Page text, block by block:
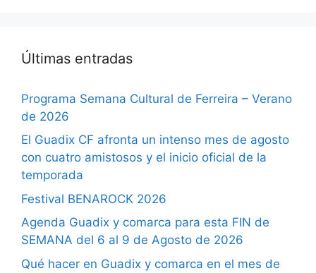
Últimas entradas
Programa Semana Cultural de Ferreira – Verano
de 2026
El Guadix CF afronta un intenso mes de agosto
con cuatro amistosos y el inicio oficial de la
temporada
Festival BENAROCK 2026
Agenda Guadix y comarca para esta FIN de
SEMANA del 6 al 9 de Agosto de 2026
Qué hacer en Guadix y comarca en el mes de